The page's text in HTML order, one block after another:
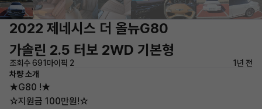
2022 제네시스 더 올뉴G80
가솔린 2.5 터보 2WD 기본형
조회수 691 마이픽 2
1년 전
차량 소개
★G80 !★
☆지원금 100만원!☆